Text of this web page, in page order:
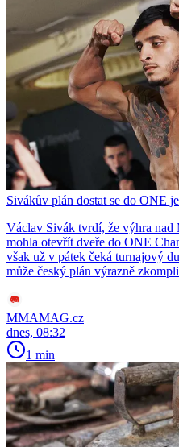
Sivákův plán dostat se do ONE
Václav Sivák tvrdí, že výhra nad
mohla otevřít dveře do ONE
však už v pátek čeká turnajový
může český plán výrazně
MMAMAG.cz
dnes, 08:32
1 min